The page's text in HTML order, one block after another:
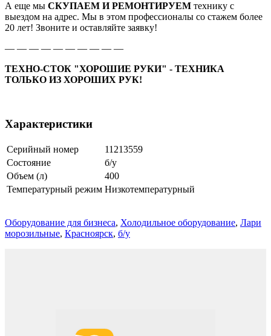
А еще мы СКУПАЕМ И РЕМОНТИРУЕМ технику с
выездом на адрес. Мы в этом профессионалы со стажем более
20 лет! Звоните и оставляйте заявку!
— — — — — — — — — —
ТЕХНО-СТОК "ХОРОШИЕ РУКИ" - ТЕХНИКА
ТОЛЬКО ИЗ ХОРОШИХ РУК!
Характеристики
Серийный номер
11213559
Состояние
б/у
Объем (л)
400
Температурный режим Низкотемпературный
Оборудование для бизнеса, Холодильное оборудование, Лари
морозильные, Красноярск, б/у